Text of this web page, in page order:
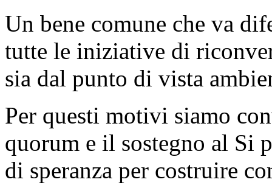
Un bene comune che va
tutte le iniziative di
sia dal punto di vista
Per questi motivi siamo
quorum e il sostegno al Si
di speranza per costruire